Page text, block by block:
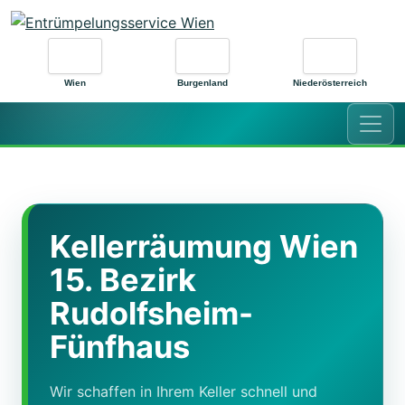
Zum Inhalt springen
Wien Burgenland Niederösterreich
Kellerräumung Wien
15. Bezirk
Rudolfsheim-
Fünfhaus
Wir schaffen in Ihrem Keller schnell und